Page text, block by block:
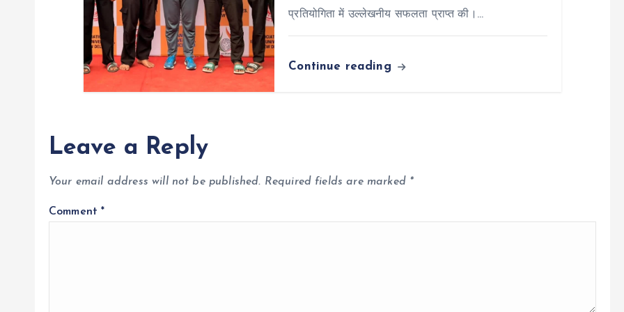
प्रतियोगिता में उल्लेखनीय सफलता प्राप्त की।…
Continue reading
Leave a Reply
Your email address will not be published. Required fields are marked *
Comment*